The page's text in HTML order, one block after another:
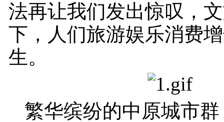
法再让我们发出惊叹，
下，人们旅游娱乐消费
生。
繁华缤纷的中原城市